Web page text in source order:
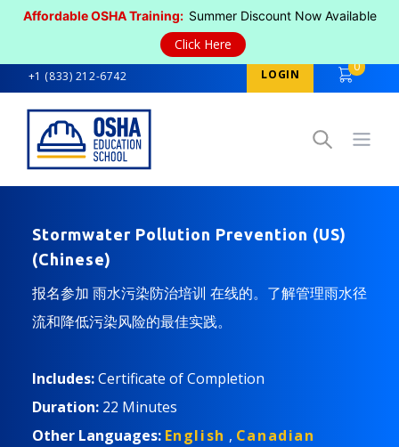
Affordable OSHA Training: Summer Discount Now Available
Click Here
+1 (833) 212-6742 LOGIN
0
Stormwater Pollution Prevention (US)
(Chinese)
报名参加 雨水污染防治培训 在线的。了解管理雨水径
流和降低污染风险的最佳实践。
Includes:Certificate of Completion
Duration: 22 Minutes
Other Languages: English , Canadian